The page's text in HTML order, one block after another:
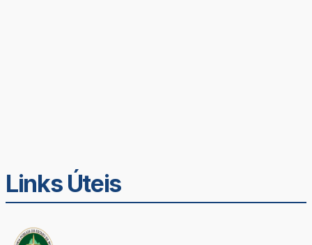
Links Úteis